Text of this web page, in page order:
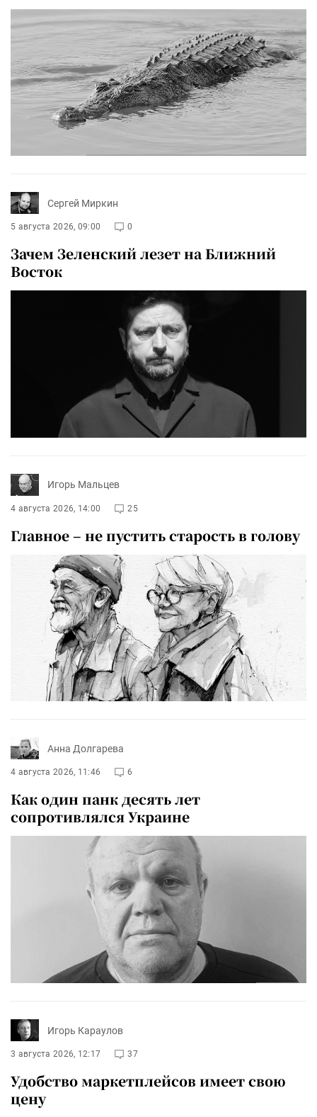
Сергей Миркин
5 августа 2026, 09:00 0
Зачем Зеленский лезет на Ближний
Восток
Игорь Мальцев
4 августа 2026, 14:00 25
Главное – не пустить старость в голову
Анна Долгарева
4 августа 2026, 11:46 6
Как один панк десять лет
сопротивлялся Украине
Игорь Караулов
3 августа 2026, 12:17 37
Удобство маркетплейсов имеет свою
цену